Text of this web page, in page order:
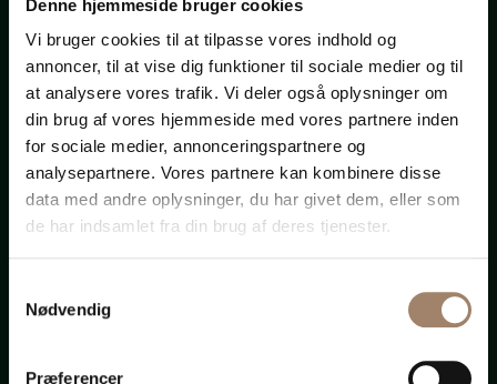
Denne hjemmeside bruger cookies
Vi bruger cookies til at tilpasse vores indhold og
annoncer, til at vise dig funktioner til sociale medier og til
at analysere vores trafik. Vi deler også oplysninger om
din brug af vores hjemmeside med vores partnere inden
for sociale medier, annonceringspartnere og
analysepartnere. Vores partnere kan kombinere disse
data med andre oplysninger, du har givet dem, eller som
de har indsamlet fra din brug af deres tjenester.
Nødvendig
Præferencer
forår ...
Klik på startpilen ovenfor
Bådadvokaten.dk
Advokat-